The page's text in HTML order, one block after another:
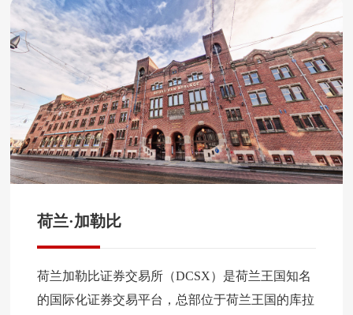
荷兰·加勒比
荷兰加勒比证券交易所（DCSX）是荷兰王国知名
的国际化证券交易平台，总部位于荷兰王国的库拉